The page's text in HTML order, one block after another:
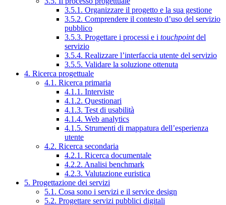
3.5.1. Organizzare il progetto e la sua gestione
3.5.2. Comprendere il contesto d’uso del servizio
pubblico
3.5.3. Progettare i processi e i touchpointdel
servizio
3.5.4. Realizzare l’interfaccia utente del servizio
3.5.5. Validare la soluzione ottenuta
4. Ricerca progettuale
4.1. Ricerca primaria
4.1.1. Interviste
4.1.2. Questionari
4.1.3. Test di usabilità
4.1.4. Web analytics
4.1.5. Strumenti di mappatura dell’esperienza
utente
4.2. Ricerca secondaria
4.2.1. Ricerca documentale
4.2.2. Analisi benchmark
4.2.3. Valutazione euristica
5. Progettazione dei servizi
5.1. Cosa sono i servizi e il service design
5.2. Progettare servizi pubblici digitali